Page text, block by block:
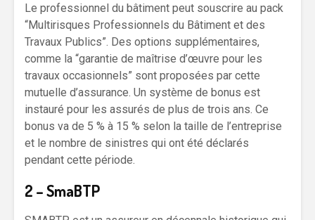
Le professionnel du bâtiment peut souscrire au pack
“Multirisques Professionnels du Bâtiment et des
Travaux Publics”. Des options supplémentaires,
comme la “garantie de maîtrise d’œuvre pour les
travaux occasionnels” sont proposées par cette
mutuelle d’assurance. Un système de bonus est
instauré pour les assurés de plus de trois ans. Ce
bonus va de 5 % à 15 % selon la taille de l’entreprise
et le nombre de sinistres qui ont été déclarés
pendant cette période.
2 – SmaBTP